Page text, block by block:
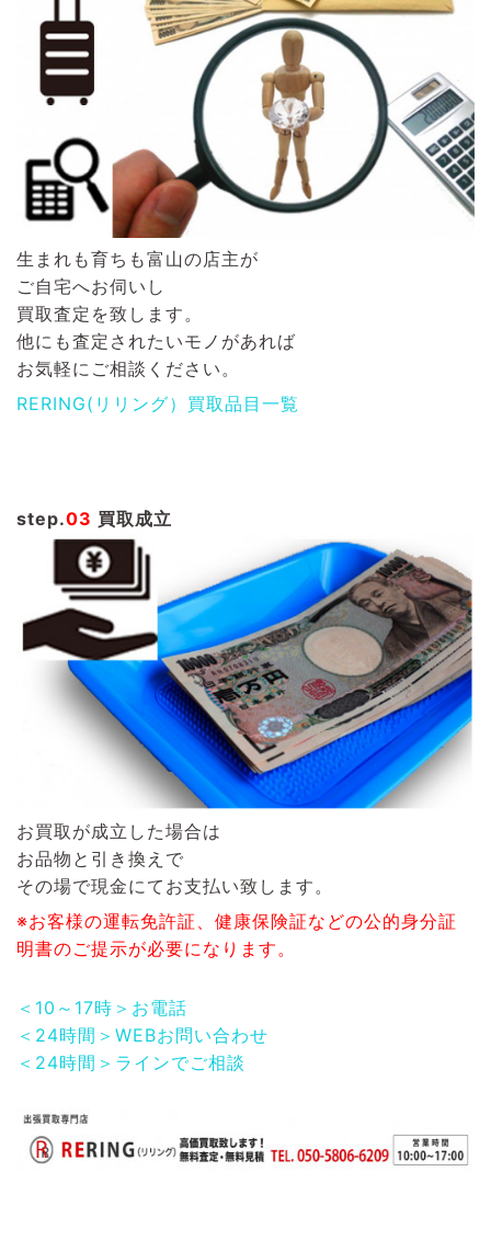
生まれも育ちも富山の店主が
ご自宅へお伺いし
買取査定を致します。
他にも査定されたいモノがあれば
お気軽にご相談ください。
RERING(リリング）買取品目一覧
step.03 買取成立
お買取が成立した場合は
お品物と引き換えで
その場で現金にてお支払い致します。
※お客様の運転免許証、健康保険証などの公的身分証
明書のご提示が必要になります。
＜10～17時＞お電話
＜24時間＞WEBお問い合わせ
＜24時間＞ラインでご相談